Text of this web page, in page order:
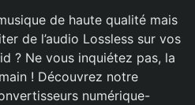
de haute qualité mais
de l’audio Lossless sur vos
? Ne vous inquiétez pas, la
! Découvrez notre
numérique-